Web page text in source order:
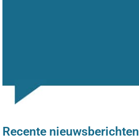
Recente nieuwsberichten